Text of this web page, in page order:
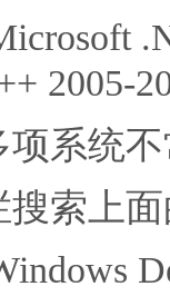
2005-
系统不
索上面